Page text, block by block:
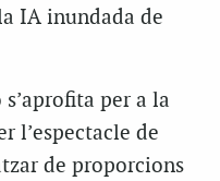
IA inundada de
per a la
l’espectacle de
de proporcions